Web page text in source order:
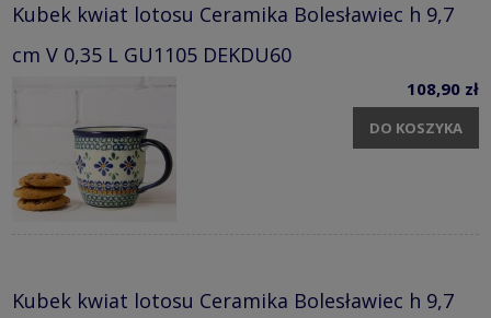
Kubek kwiat lotosu Ceramika Bolesławiec h 9,7
cm V 0,35 L GU1105 DEKDU60
108,90 zł
DO KOSZYKA
Kubek kwiat lotosu Ceramika Bolesławiec h 9,7